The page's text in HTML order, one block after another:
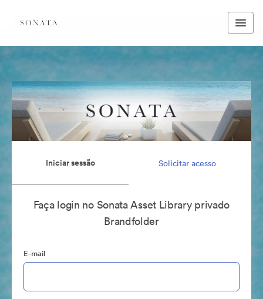
Iniciar sessão Solicitar acesso
Faça login no Sonata Asset Library privado
Brandfolder
E-mail